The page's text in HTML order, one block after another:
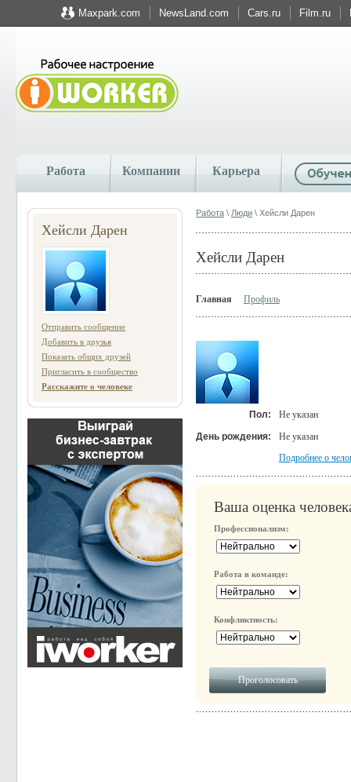
Maxpark.com NewsLand.com Cars.ru Film.ru
Работа Компании Карьера
Хейсли Дарен
Отправить сообщение
Добавить в друзья
Показать общих друзей
Пригласить в сообщество
Расскажите о человеке
Работа \ Люди \ Хейсли Дарен
Хейсли Дарен
Главная Профиль
Пол:
Не указан
День рождения:
Не указан
Подробнее о
Ваша оценка
Профессионализм:
Работа в команде:
Конфликтность: